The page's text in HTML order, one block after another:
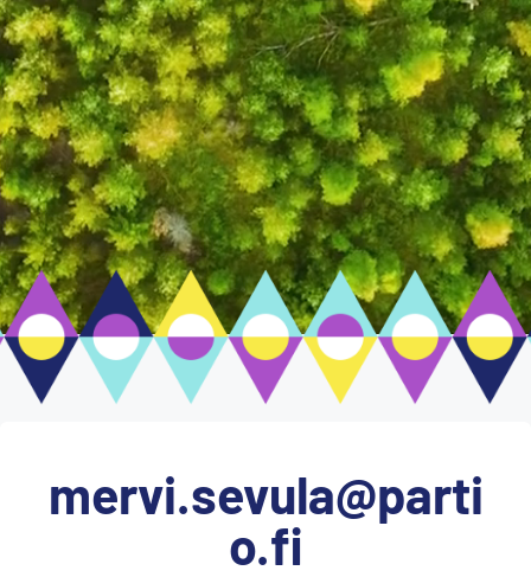
mervi.sevula@parti
o.fi